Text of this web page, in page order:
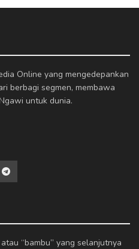
Online yang mengedepankan
berbagi segmen, membawa
untuk dunia.
“bambu” yang selanjutnya